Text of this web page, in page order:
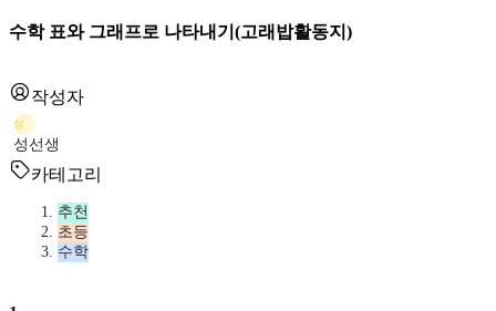
수학 표와 그래프로 나타내기(고래밥활동지)
작성자
성
성선생
카테고리
추천
초등
수학